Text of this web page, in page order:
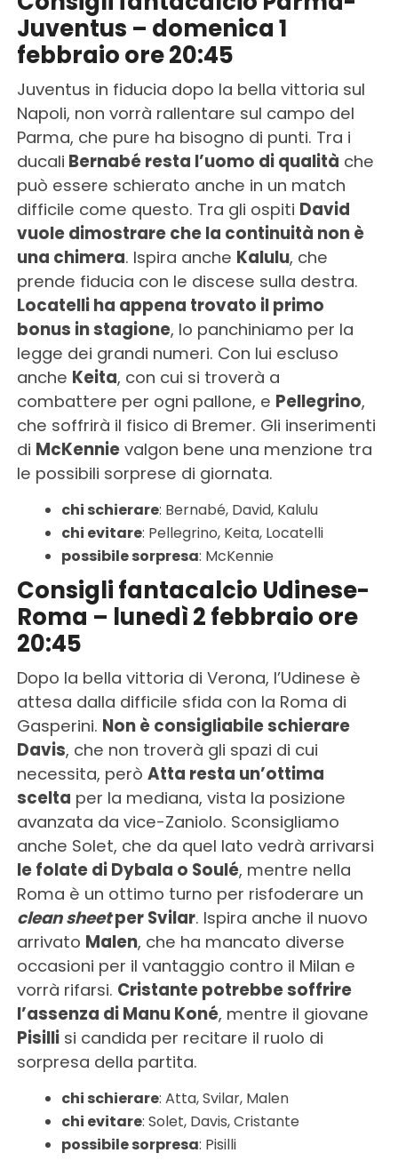
Juventus – domenica 1
febbraio ore 20:45
Juventus in fiducia dopo la bella vittoria sul
Napoli, non vorrà rallentare sul campo del
Parma, che pure ha bisogno di punti. Tra i
ducali Bernabé resta l’uomo di qualità che
può essere schierato anche in un match
difficile come questo. Tra gli ospiti David
vuole dimostrare che la continuità non è
una chimera. Ispira anche Kalulu, che
prende fiducia con le discese sulla destra.
Locatelli ha appena trovato il primo
bonus in stagione, lo panchiniamo per la
legge dei grandi numeri. Con lui escluso
anche Keita, con cui si troverà a
combattere per ogni pallone, e Pellegrino,
che soffrirà il fisico di Bremer. Gli inserimenti
di McKennievalgon bene una menzione tra
le possibili sorprese di giornata.
chi schierare: Bernabé, David, Kalulu
chi evitare: Pellegrino, Keita, Locatelli
possibile sorpresa: McKennie
Consigli fantacalcio Udinese-
Roma – lunedì 2 febbraio ore
20:45
Dopo la bella vittoria di Verona, l’Udinese è
attesa dalla difficile sfida con la Roma di
Gasperini. Non è consigliabile schierare
Davis, che non troverà gli spazi di cui
necessita, però Atta resta un’ottima
scelta per la mediana, vista la posizione
avanzata da vice-Zaniolo. Sconsigliamo
anche Solet, che da quel lato vedrà arrivarsi
le folate di Dybala o Soulé, mentre nella
Roma è un ottimo turno per risfoderare un
clean sheetper Svilar. Ispira anche il nuovo
arrivato Malen, che ha mancato diverse
occasioni per il vantaggio contro il Milan e
vorrà rifarsi. Cristante potrebbe soffrire
l’assenza di Manu Koné, mentre il giovane
Pisillisi candida per recitare il ruolo di
sorpresa della partita.
chi schierare: Atta, Svilar, Malen
chi evitare: Solet, Davis, Cristante
possibile sorpresa: Pisilli